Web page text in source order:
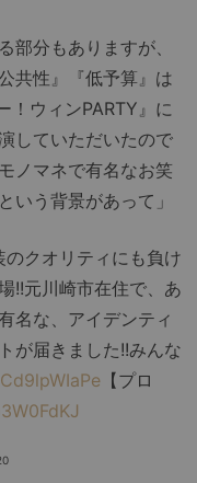
分もありますが、
共性』『低予算』は
！ウィンPARTY』に
していただいたので
ノマネで有名なお笑
いう背景があって」
のクオリティにも負け
!!元川崎市在住で、あ
名な、アイデンティ
が届きました!!みんな
【プロ